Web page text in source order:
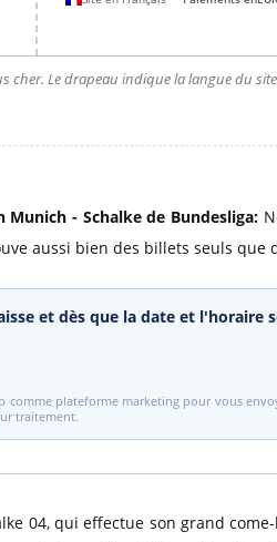
cher. Le drapeau indique la langue du
- Schalke de Bundesliga:
aussi bien des billets seuls que
et dès que la date et l'horaire
plateforme marketing pour vous
traitement.
04, qui effectue son grand